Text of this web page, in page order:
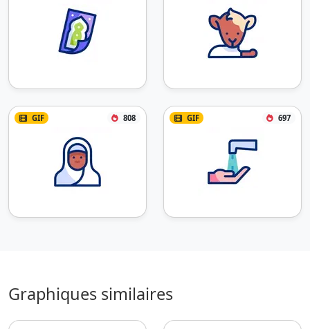
GIF 808 GIF 697
Graphiques similaires